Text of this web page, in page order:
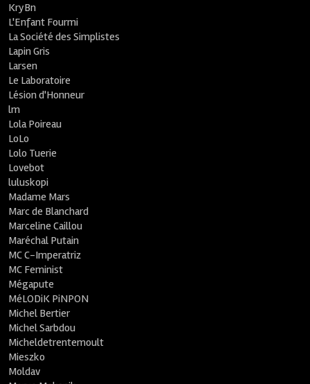
KryBn
L'Enfant Fourmi
La Société des Simplistes
Lapin Gris
Larsen
Le Laboratoire
Lésion d'Honneur
lm
Lola Poireau
LoLo
Lolo Tuerie
Lovebot
luluskopi
Madame Mars
Marc de Blanchard
Marceline Caillou
Maréchal Putain
MC C-Imperatriz
MC Feminist
Mégapute
MéLODiK PiNPON
Michel Bertier
Michel Sarbdou
Micheldetrentemoult
Mieszko
Moldav